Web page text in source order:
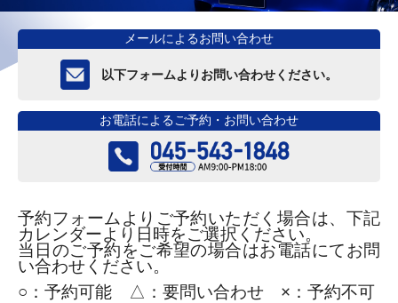
メールによるお問い合わせ
以下フォームよりお問い合わせください。
お電話によるご予約・お問い合わせ
予約フォームよりご予約いただく場合は、下記
カレンダーより日時をご選択ください。
当日のご予約をご希望の場合はお電話にてお問
い合わせください。
○： 予約可能 △：要問い合わせ ×：予約不可